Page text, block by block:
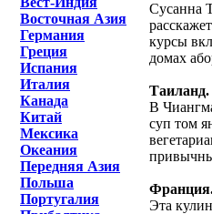
Восточная Азия
Германия
Греция
Испания
Италия
Канада
Китай
Мексика
Океания
Передняя Азия
Польша
Португалия
Сусанна
курсы
домах
Таиланд.
В
суп том
Эта